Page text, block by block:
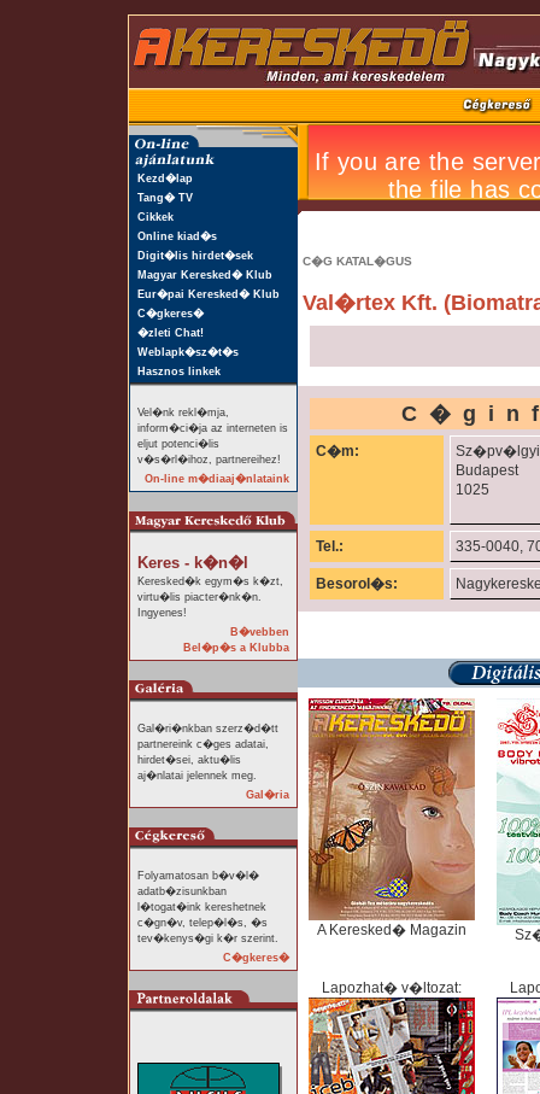
Kezd�lap
Tang� TV
Cikkek
Online kiad�s
Digit�lis hirdet�sek
Magyar Keresked� Klub
Eur�pai Keresked� Klub
C�gkeres�
�zleti Chat!
Weblapk�sz�t�s
Hasznos linkek
Vel�nk rekl�mja,
inform�ci�ja az interneten is
eljut potenci�lis
v�s�rl�ihoz, partnereihez!
On-line m�diaaj�nlataink
Keres - k�n�l
Keresked�k egym�s k�zt,
virtu�lis piacter�nk�n.
Ingyenes!
B�vebben
Bel�p�s a Klubba
Gal�ri�nkban szerz�d�tt
partnereink c�ges adatai,
hirdet�sei, aktu�lis
aj�nlatai jelennek meg.
Gal�ria
Folyamatosan b�v�l�
adatb�zisunkban
l�togat�ink kereshetnek
c�gn�v, telep�l�s, �s
tev�kenys�gi k�r szerint.
C�gkeres�
C�G KATAL�GUS
Val�rtex Kft.
C�m:
Sz�pv�lgyi
Budapest
1025
Tel.: 335-0040,
Besorol�s:
A Keresked� Magazin
Lapozhat� v�ltozat: